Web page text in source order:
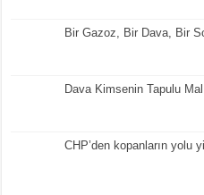
Bir Gazoz, Bir Dava, Bir
Dava Kimsenin Tapulu
CHP’den kopanların yolu